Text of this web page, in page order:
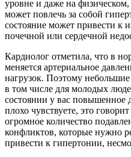
уровне и даже на
может повлечь за собой
состояние может привести к
почечной или сердечной
Кардиолог отметила, что в
меняется артериальное
нагрузок. Поэтому
в том числе для молодых
состоянии у вас повышенное
плохо чувствуете, это
огромное количество
конфликтов, которые нужно
привести к гипертонии,